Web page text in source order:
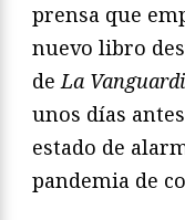
prensa que
nuevo libro
deLa
unos días
estado de
pandemia de